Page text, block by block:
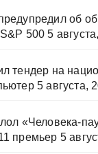
об
500 5
тендер на
5 августа,
«Человека-
премьер 5